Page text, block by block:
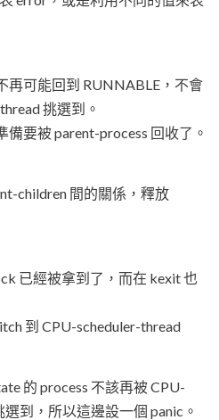
再可能回到 RUNNABLE，不會
挑選到。
備要被 parent-process 回收了。
children 間的關係，釋放
已經被拿到了，而在 kexit 也
到 CPU-scheduler-thread
的 process 不該再被 CPU-
到，所以這邊設一個 panic。